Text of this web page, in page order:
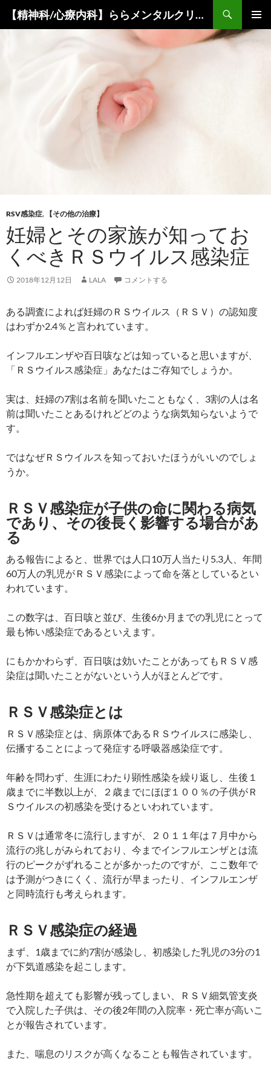
【精神科/心療内科】ららメンタルクリニック
メインメ
ニュー
RSV感染症, 【その他の治療】
妊婦とその家族が知ってお
くべきＲＳウイルス感染症
2018年12月12日 LALA コメントする
ある調査によれば妊婦のＲＳウイルス（ＲＳＶ）の認知度
はわずか2.4％と言われています。
インフルエンザや百日咳などは知っていると思いますが、
「ＲＳウイルス感染症」あなたはご存知でしょうか。
実は、妊婦の7割は名前を聞いたこともなく、3割の人は名
前は聞いたことあるけれどどのような病気知らないようで
す。
ではなぜＲＳウイルスを知っておいたほうがいいのでしょ
うか。
ＲＳＶ感染症が子供の命に関わる病気
であり、その後長く影響する場合があ
る
ある報告によると、世界では人口10万人当たり5.3人、年間
60万人の乳児がＲＳＶ感染によって命を落としているとい
われています。
この数字は、百日咳と並び、生後6か月までの乳児にとって
最も怖い感染症であるといえます。
にもかかわらず、百日咳は効いたことがあってもＲＳＶ感
染症は聞いたことがないという人がほとんどです。
ＲＳＶ感染症とは
ＲＳＶ感染症とは、病原体であるＲＳウイルスに感染し、
伝播することによって発症する呼吸器感染症です。
年齢を問わず、生涯にわたり顕性感染を繰り返し、生後１
歳までに半数以上が、２歳までにほぼ１００％の子供がＲ
Ｓウイルスの初感染を受けるといわれています。
ＲＳＶは通常冬に流行しますが、２０１１年は７月中から
流行の兆しがみられており、今までインフルエンザとは流
行のピークがずれることが多かったのですが、ここ数年で
は予測がつきにくく、流行が早まったり、インフルエンザ
と同時流行も考えられます。
ＲＳＶ感染症の経過
まず、1歳までに約7割が感染し、初感染した乳児の3分の1
が下気道感染を起こします。
急性期を超えても影響が残ってしまい、ＲＳＶ細気管支炎
で入院した子供は、その後2年間の入院率・死亡率が高いこ
とが報告されています。
また、喘息のリスクが高くなることも報告されています。